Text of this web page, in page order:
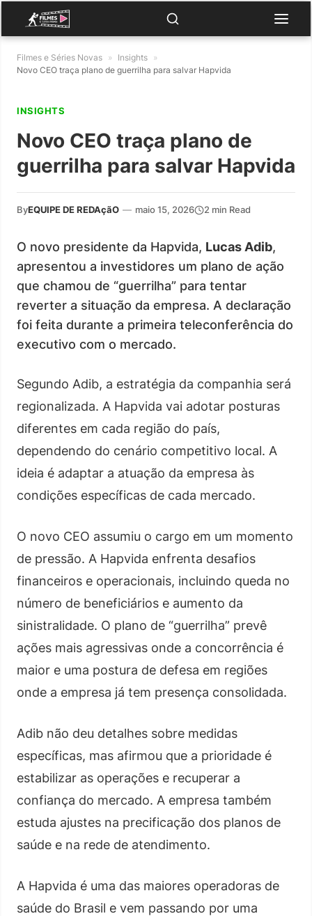
Filmes e Séries Novas » Insights »
Novo CEO traça plano de guerrilha para salvar Hapvida
INSIGHTS
Novo CEO traça plano de
guerrilha para salvar Hapvida
ByEQUIPE DE REDAçãO — maio 15, 2026 2 min Read
O novo presidente da Hapvida, Lucas Adib,
apresentou a investidores um plano de ação
que chamou de “guerrilha” para tentar
reverter a situação da empresa. A declaração
foi feita durante a primeira teleconferência do
executivo com o mercado.
Segundo Adib, a estratégia da companhia será
regionalizada. A Hapvida vai adotar posturas
diferentes em cada região do país,
dependendo do cenário competitivo local. A
ideia é adaptar a atuação da empresa às
condições específicas de cada mercado.
O novo CEO assumiu o cargo em um momento
de pressão. A Hapvida enfrenta desafios
financeiros e operacionais, incluindo queda no
número de beneficiários e aumento da
sinistralidade. O plano de “guerrilha” prevê
ações mais agressivas onde a concorrência é
maior e uma postura de defesa em regiões
onde a empresa já tem presença consolidada.
Adib não deu detalhes sobre medidas
específicas, mas afirmou que a prioridade é
estabilizar as operações e recuperar a
confiança do mercado. A empresa também
estuda ajustes na precificação dos planos de
saúde e na rede de atendimento.
A Hapvida é uma das maiores operadoras de
saúde do Brasil e vem passando por uma